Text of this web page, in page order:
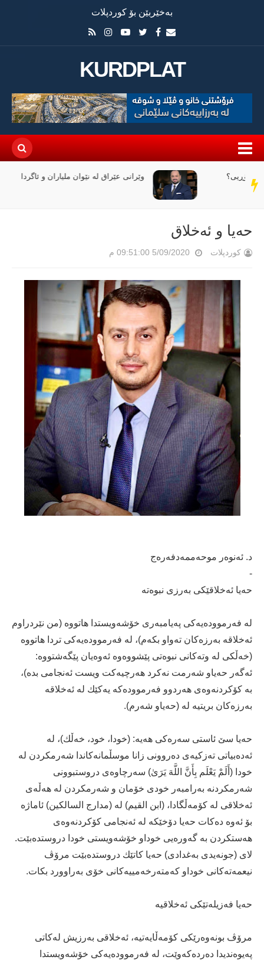
بەخێربێن بۆ کوردپلات
KURDPLAT
سەر
دێڕ
وێرانی عێراق لە نێوان ملیاران و ئاگردا
حەیا و ئەخلاق
کوردپلات 5/09/2020 09:51:00 م
د. ئەنوەر موحەممەدفەرەج
-
حه‌یا ئه‌خلاقێكی به‌رزی نبوه‌ته‌
له‌ فه‌رمووده‌یه‌كی په‌یامبه‌ری خۆشه‌ویستدا هاتووه‌ (من نێردراوم
ئه‌خلاقه‌ به‌رزه‌كان ته‌واو بكه‌م)، له‌ فه‌رمووده‌یه‌كی تردا هاتووه‌
(خه‌ڵكی له‌ وته‌كانی نبوه‌تی پێشووه‌وه‌ ئه‌وه‌یان پێگه‌شتووه‌‌:
ئه‌گه‌ر حه‌یاو شه‌رمت نه‌كرد هه‌رچیه‌كت ویست ئه‌نجامی بده‌)،
به‌ كۆكردنه‌وه‌ى هه‌ردوو فه‌رمووده‌كه‌ یه‌كێك له‌ ئه‌خلاقه‌
به‌رزه‌كان بریتیه‌ له‌ (حه‌یاو شه‌رم).
حه‌یا سێ ئاستی سه‌ره‌كی هه‌یه‌: (خودا، خود، خه‌ڵك)، له‌
ئه‌ده‌بیاتی ته‌زكیه‌ی ده‌روونی زانا موسڵمانه‌كاندا شه‌رمكردن له‌
خودا (أَلَمْ يَعْلَم بِأَنَّ اللَّهَ يَرَىٰ) سه‌رچاوه‌ی دروستبوونی
شه‌رمكردنه‌ به‌رامبه‌ر خودی خۆمان و شه‌رمكردن له‌ هه‌ڵه‌ی
ئه‌خلاقی له‌ كۆمه‌ڵگادا، (ابن القیم) له‌ (مدارج السالكین) ئاماژه‌
بۆ ئه‌وه‌ ده‌كات حه‌یا دۆخێكه‌ له‌ ئه‌نجامی كۆكردنه‌وه‌ى
هه‌ستكردن به‌ گه‌وره‌یی خوداو خۆشه‌ویستی خودا دروستده‌بێت.
لاى (جونه‌یدی به‌غدادی) حه‌یا كاتێك دروستده‌بێت مرۆڤ
نیعمه‌ته‌كانی خوداو كه‌مته‌رخه‌مییه‌كانی خۆی به‌راوورد بكات.
حه‌یا فه‌زیله‌تێكی ئه‌خلاقیه‌
مرۆڤ بونه‌وه‌رێكی كۆمه‌ڵایه‌تیه‌، ئه‌خلاقی به‌رزیش له‌كاتی
په‌یوه‌ندیدا ده‌رده‌كه‌وێت، له‌ فه‌رمووده‌یه‌كی خۆشه‌ویستدا